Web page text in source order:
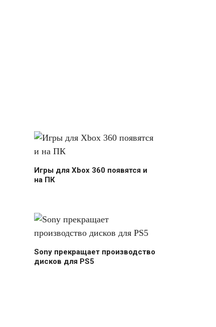
Игры для Xbox 360 появятся и
на ПК
Sony прекращает производство
дисков для PS5